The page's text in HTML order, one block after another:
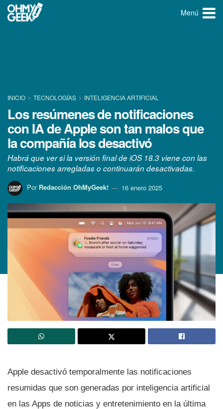
Menú
INICIO TECNOLOGÍ­AS INTELIGENCIA ARTIFICIAL
Los resúmenes de notificaciones
con IA de Apple son tan malos que
la compañía los desactivó
Habrá que ver si la versión final de iOS 18.3 viene con las
notificaciones arregladas o continuarán desactivadas.
Por Redacción OhMyGeek! 16 enero 2025
Apple desactivó temporalmente las notificaciones
resumidas que son generadas por inteligencia artificial
en las Apps de noticias y entretenimiento en la última